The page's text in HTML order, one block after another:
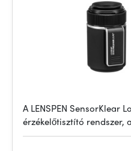
A LENSPEN SensorKlear
érzékelőtisztító rendszer,